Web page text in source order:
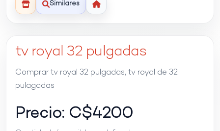
Similares
tv royal 32 pulgadas
Comprar tv royal 32 pulgadas, tv royal de 32
pulagadas
Precio: C$4200